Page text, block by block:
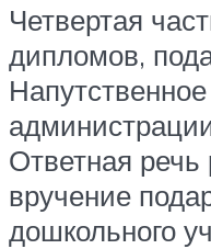
Четвертая
дипломов,
Ответная речь
вручение
дошкольного